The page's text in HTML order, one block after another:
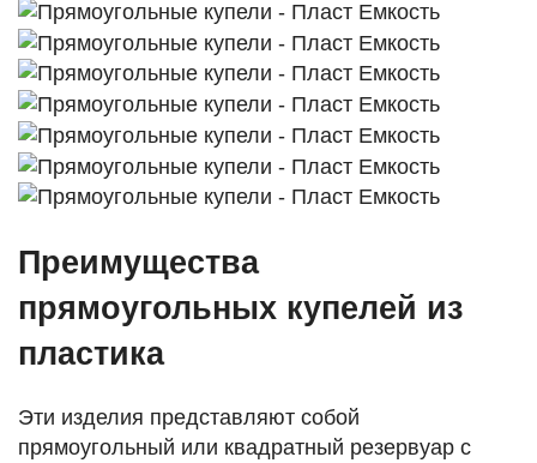
Преимущества
прямоугольных купелей из
пластика
Эти изделия представляют собой
прямоугольный или квадратный резервуар с